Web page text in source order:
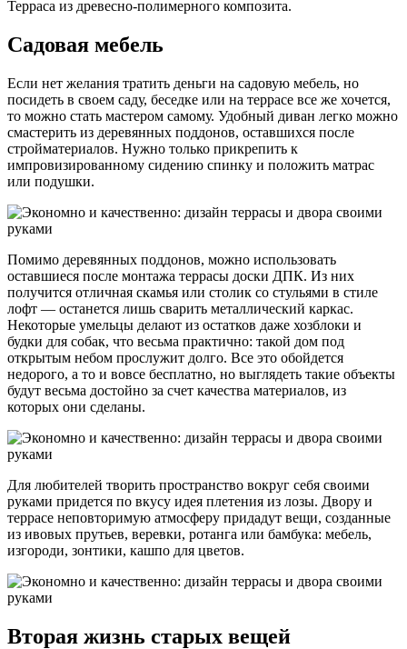
Терраса из древесно-полимерного композита.
Садовая мебель
Если нет желания тратить деньги на садовую мебель, но
посидеть в своем саду, беседке или на террасе все же хочется,
то можно стать мастером самому. Удобный диван легко можно
смастерить из деревянных поддонов, оставшихся после
стройматериалов. Нужно только прикрепить к
импровизированному сидению спинку и положить матраc
или подушки.
Помимо деревянных поддонов, можно использовать
оставшиеся после монтажа террасы доски ДПК. Из них
получится отличная скамья или столик со стульями в стиле
лофт — останется лишь сварить металлический каркас.
Некоторые умельцы делают из остатков даже хозблоки и
будки для собак, что весьма практично: такой дом под
открытым небом прослужит долго. Все это обойдется
недорого, а то и вовсе бесплатно, но выглядеть такие объекты
будут весьма достойно за счет качества материалов, из
которых они сделаны.
Для любителей творить пространство вокруг себя своими
руками придется по вкусу идея плетения из лозы. Двору и
террасе неповторимую атмосферу придадут вещи, созданные
из ивовых прутьев, веревки, ротанга или бамбука: мебель,
изгороди, зонтики, кашпо для цветов.
Вторая жизнь старых вещей